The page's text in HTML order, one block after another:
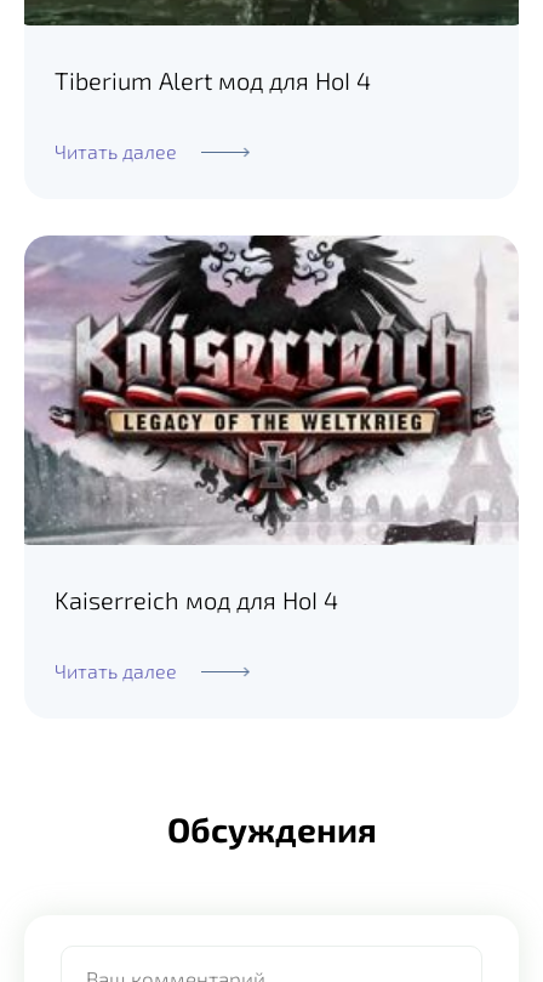
Tiberium Alert мод для HoI 4
Читать далее
Kaiserreich мод для HoI 4
Читать далее
Обсуждения